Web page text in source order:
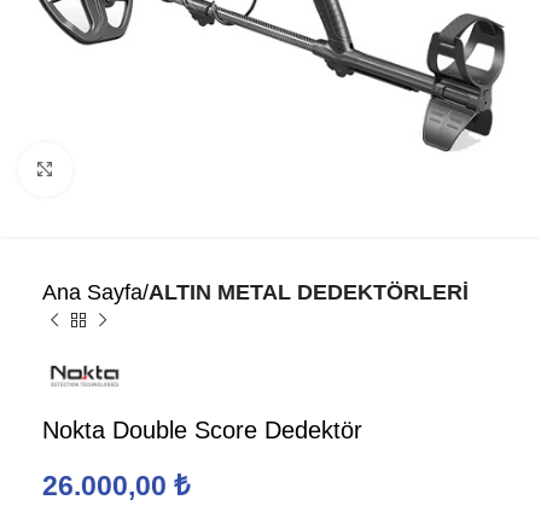
Ana Sayfa ALTIN METAL DEDEKTÖRLERİ
Nokta Double Score Dedektör
26.000,00 ₺